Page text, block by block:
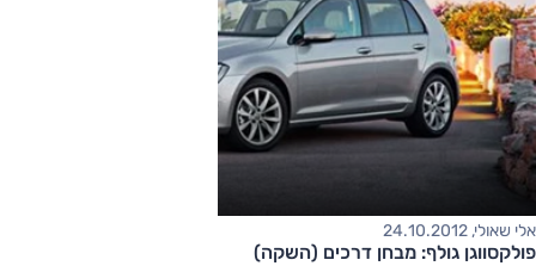
אלי שאולי, 24.10.2012
פולקסווגן גולף: מבחן דרכים (השקה)